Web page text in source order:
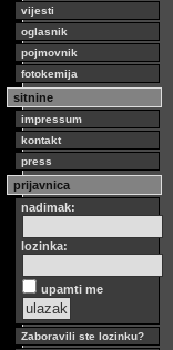
vijesti
oglasnik
pojmovnik
fotokemija
sitnine
impressum
kontakt
press
prijavnica
nadimak:
lozinka:
upamti me
Zaboravili ste lozinku?